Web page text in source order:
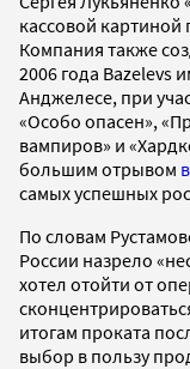
кассовой картиной
Компания также
2006 года Вazelevs
Анджелесе, при
«Особо опасен»,
вампиров» и
большим отрывом
самых успешных
По словам
России назрело
хотел отойти от
итогам проката
выбор в пользу